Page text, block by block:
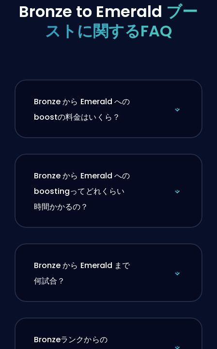
Bronze to Emerald ブー
ストに関するFAQ
Bronze から Emerald への
boostの料金はいくら？
Bronze から Emerald への
boostingってどれくらい
時間かかるの？
Bronze から Emerald まで
何試合？
Bronzeランクからの